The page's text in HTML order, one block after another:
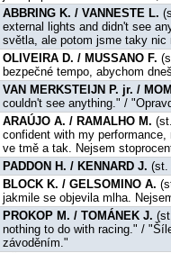
ABBRING K. / VANNESTE L.
external lights and didn't see
světla, ale potom jsme taky nic
OLIVEIRA D. / MUSSANO F.
bezpečné tempo, abychom
VAN MERKSTEIJN P. jr. /
couldn't see anything." /
ARAÚJO A. / RAMALHO M.
confident with my
ve tmě a tak. Nejsem
PADDON H. / KENNARD J. (st.
BLOCK K. / GELSOMINO A.
jakmile se objevila mlha.
PROKOP M. / TOMÁNEK J.
nothing to do with racing." /
závoděním."